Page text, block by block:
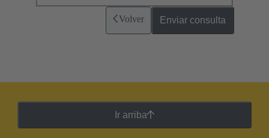
Volver Enviar consulta
Ir arriba